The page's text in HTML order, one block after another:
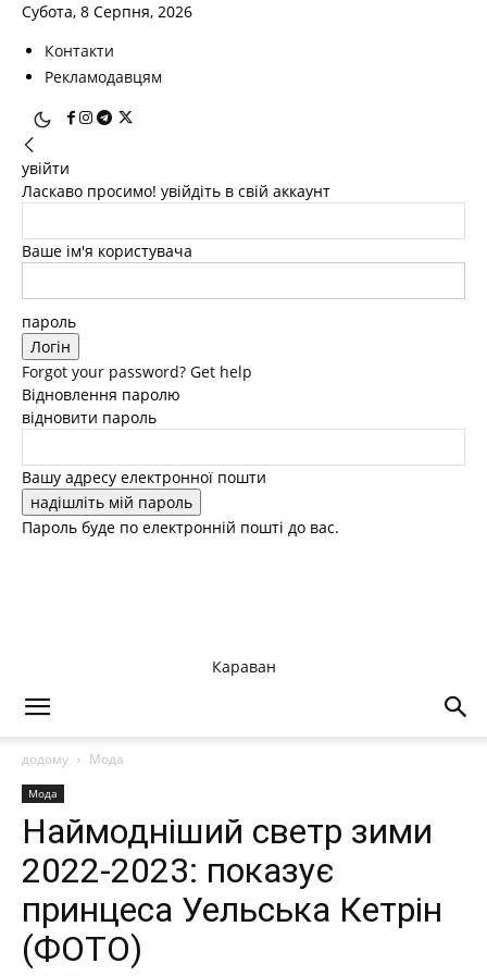
Субота, 8 Серпня, 2026
Контакти
Рекламодавцям
увійти
Ласкаво просимо! увійдіть в свій аккаунт
Ваше ім'я користувача
пароль
Forgot your password? Get help
Відновлення паролю
відновити пароль
Вашу адресу електронної пошти
Пароль буде по електронній пошті до вас.
Караван
додому Мода
Мода
Наймодніший светр зими
2022-2023: показує
принцеса Уельська Кетрін
(ФОТО)